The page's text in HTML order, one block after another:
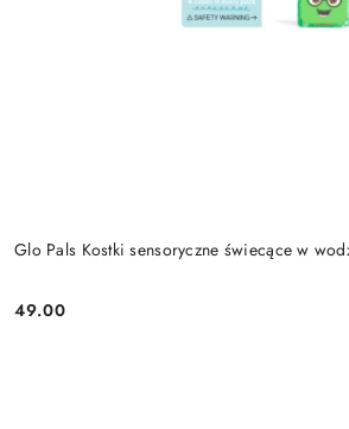
Glo Pals Kostki sensoryczne świecące w
Cena:
49.00